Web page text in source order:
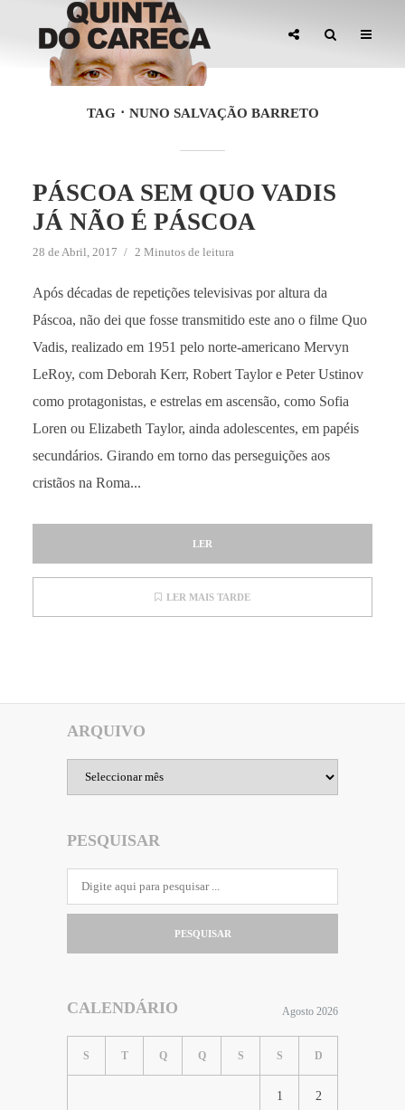
TAG NUNO SALVAÇÃO BARRETO
PÁSCOA SEM QUO VADIS
JÁ NÃO É PÁSCOA
28 de Abril, 2017 2 Minutos de leitura
Após décadas de repetições televisivas por altura da
Páscoa, não dei que fosse transmitido este ano o filme Quo
Vadis, realizado em 1951 pelo norte-americano Mervyn
LeRoy, com Deborah Kerr, Robert Taylor e Peter Ustinov
como protagonistas, e estrelas em ascensão, como Sofia
Loren ou Elizabeth Taylor, ainda adolescentes, em papéis
secundários. Girando em torno das perseguições aos
cristãos na Roma...
LER
LER MAIS TARDE
ARQUIVO
PESQUISAR
PESQUISAR
CALENDÁRIO Agosto 2026
S T Q Q S S D
1 2